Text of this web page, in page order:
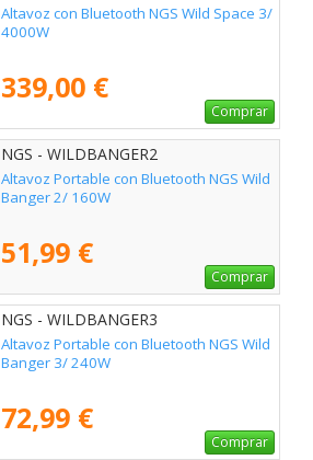
Altavoz con Bluetooth NGS Wild Space 3/
4000W
339,00 €
Comprar
NGS - WILDBANGER2
Altavoz Portable con Bluetooth NGS Wild
Banger 2/ 160W
51,99 €
Comprar
NGS - WILDBANGER3
Altavoz Portable con Bluetooth NGS Wild
Banger 3/ 240W
72,99 €
Comprar